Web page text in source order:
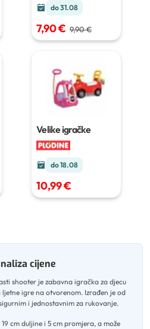
do 31.08
7,90 € 9,90 €
Velike igračke
do 18.08
10,99 €
cijene
shooter je zabavna igračka za djecu
ljetne igre na otvorenom. Izrađen je od
i jednostavnim za rukovanje.
cm duljine i 5 cm promjera, a može